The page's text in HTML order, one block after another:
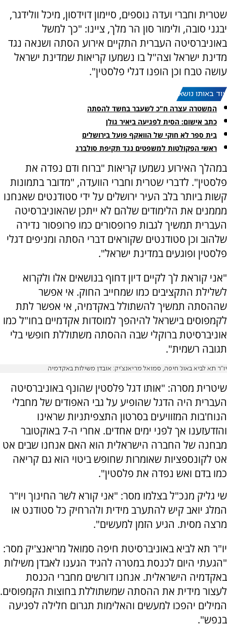
שטרית וחברי ועדה נוספים, סיימון דוידסון, מיכל וולידגר,
יבגני סובה, ולימור סון הר מלך, ציינו: "כך למשל
באוניברסיטה העברית התקיים אירוע הסתה ושנאה נגד
מדינת ישראל וצה"ל בו נשמעו קריאות שמדינת ישראל
עושה טבח וכן הופנו דגלי פלסטין".
עוד באותו נושא:
המשטרה עצרה ח"כ לשעבר בחשד להסתה
כתב אישום: הסית לפגיעה ביאיר גולן
בית ספר לא חוקי של הוואקף פועל בירושלים
ראשי הפקולטות למשפטים נגד תקיפת סולברג
במהלך האירוע נשמעו קריאות "ברוח ודם נפדה את
פלסטין". לדברי שטרית וחברי הוועדה, "מדובר בתמונות
קשות ביותר בלב העיר ירושלים על ידי סטודנטים שאנחנו
מממנים את הלימודים שלהם לא ייתכן שהאוניברסיטה
העברית תמשיך לגבות פרופסורים כמו פרופסור נדירה
שלהוב וכן סטודנטים שקוראים דברי הסתה ומניפים דגלי
פלסטין ופוגעים במדינת ישראל".
"אני קוראת לך לקיים דיון דחוף בנושאים אלו ולקרוא
לשלילת התקציבים כמו שמחייב החוק. אי אפשר
שההסתה תמשיך להשתולל באקדמיה, אי אפשר לתת
לקמפוסים בישראל להיהפך למוסדות אקדמיים בחו"ל כמו
אוניברסיטת ברוקלי שבה ההסתה משתוללת חופשי בלי
תגובה רשמית".
יו"ר תא לביא באונ' חיפה, סמואל מריאנצ'יק: אובדן משילות באקדמיה
שיטרית מסרה: "אותו דגל פלסטין שהונף באוניברסיטה
העברית היה הדגל שהופיע על גבי האפודים של מחבלי
הנוח'בות המזוויעים בסרטון התצפיתניות שראינו
והזדעזענו אך לפני ימים אחדים. אחרי ה-7 באוקטובר
מבחנה של החברה הישראלית הוא האם אנחנו שבים אט
אט לקונספציות שאומרות שחופש ביטוי הוא גם קריאה
כמו בדם ואש נפדה את פלסטין".
שי גליק מנכ"ל בצלמו מסר: "אני קורא לשר החינוך ויו"ר
המלג יואב קיש להתערב מידית ולהרחיק כל סטודנט או
מרצה מסית. הגיע הזמן למעשים".
יו"ר תא לביא באוניברסיטת חיפה סמואל מריאנצ'יק מסר:
"הגעתי היום לכנסת במטרה להגיד הגענו לאבדן משילות
באקדמיה הישראלית. אנחנו דורשים מחברי הכנסת
לעצור מידית את ההסתה שמשתוללת בחוצות הקמפוסים.
המילים יהפכו למעשים והאלימות תגרום חלילה לפגיעה
בנפש".